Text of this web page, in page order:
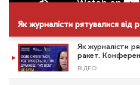
Як журналісти
ракет.
ВІДЕО